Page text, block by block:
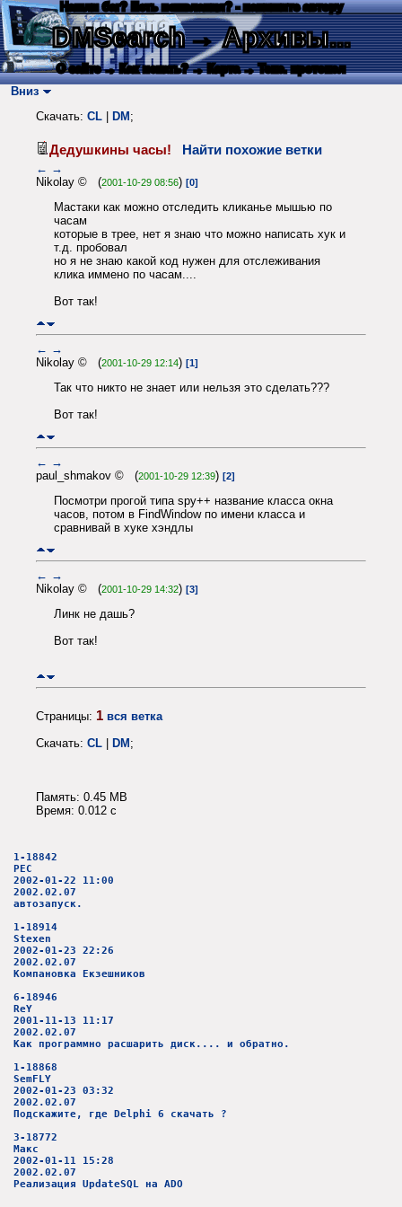
Нашли баг? Есть пожелания? - напишите автору
DMSearch→ Архивы...
О сайте → Как искать? → Карта → Текс. протокол
Вниз
Скачать: CL DM ;
Дедушкины часы! Найти похожие ветки
← →
Nikolay © (2001-10-29 08:56) [0]
Мастаки как можно отследить кликанье мышью по
часам
которые в трее, нет я знаю что можно написать хук и
т.д. пробовал
но я не знаю какой код нужен для отслеживания
клика иммено по часам....
Вот так!
← →
Nikolay © (2001-10-29 12:14) [1]
Так что никто не знает или нельзя это сделать???
Вот так!
← →
paul_shmakov © (2001-10-29 12:39) [2]
Посмотри прогой типа spy++ название класса окна
часов, потом в FindWindow по имени класса и
сравнивай в хуке хэндлы
← →
Nikolay © (2001-10-29 14:32) [3]
Линк не дашь?
Вот так!
Страницы: 1 вся ветка
Скачать: CL | DM;
Память: 0.45 MB
Время: 0.012 c
1-18842
PEC
2002-01-22 11:00
2002.02.07
автозапуск.
1-18914
Stexen
2002-01-23 22:26
2002.02.07
Компановка Екзешников
6-18946
ReY
2001-11-13 11:17
2002.02.07
Как программно расшарить диск.... и обратно.
1-18868
SemFLY
2002-01-23 03:32
2002.02.07
Подскажите, где Delphi 6 скачать ?
3-18772
Макс
2002-01-11 15:28
2002.02.07
Реализация UpdateSQL на ADO